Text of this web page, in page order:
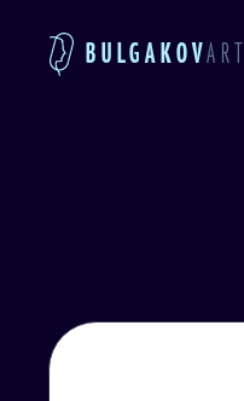
BULGAKOVART